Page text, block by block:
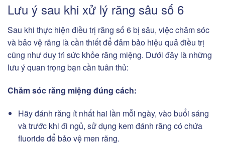
Lưu ý sau khi xử lý răng sâu số 6
Sau khi thực hiện điều trị răng số 6 bị sâu, việc chăm sóc
và bảo vệ răng là cần thiết để đảm bảo hiệu quả điều trị
cũng như duy trì sức khỏe răng miệng. Dưới đây là những
lưu ý quan trọng bạn cần tuân thủ:
Chăm sóc răng miệng đúng cách:
Hãy đánh răng ít nhất hai lần mỗi ngày, vào buổi sáng
và trước khi đi ngủ, sử dụng kem đánh răng có chứa
fluoride để bảo vệ men răng.